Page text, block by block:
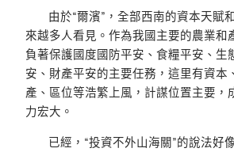
由於“爾濱”，全部西南的資本天賦
來越多人看見。作為我國主要的農業和
負著保護國度國防平安、食糧平安、生
安、財產平安的主要任務，這里有資本
產、區位等浩繁上風，計謀位置主要，
力宏大。
已經，“投資不外山海關”的說法好